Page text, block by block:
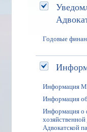
Годовые
Информация
Информация
Информация о
Адвокатской